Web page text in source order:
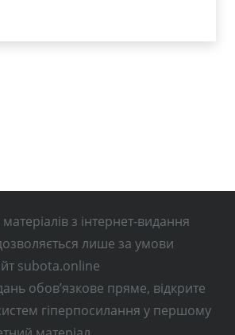
з інтернет-видання
лише за умови
subota.online
обов’язкове пряме, відкрите
гіперпосилання у першому